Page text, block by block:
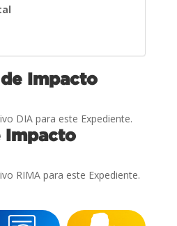
Impacto
DIA para este Expediente.
Impacto
RIMA para este Expediente.